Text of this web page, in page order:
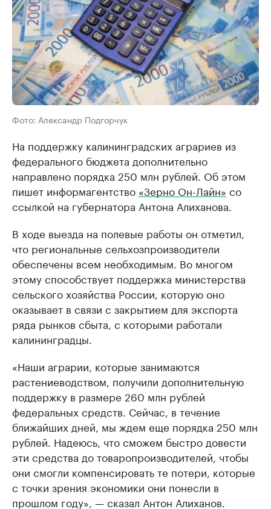
Фото: Александр Подгорчук
На поддержку калининградских аграриев из
федерального бюджета дополнительно
направлено порядка 250 млн рублей. Об этом
пишет информагентство «Зерно Он-Лайн» со
ссылкой на губернатора Антона Алиханова.
В ходе выезда на полевые работы он отметил,
что региональные сельхозпроизводители
обеспечены всем необходимым. Во многом
этому способствует поддержка министерства
сельского хозяйства России, которую оно
оказывает в связи с закрытием для экспорта
ряда рынков сбыта, с которыми работали
калининградцы.
«Наши аграрии, которые занимаются
растениеводством, получили дополнительную
поддержку в размере 260 млн рублей
федеральных средств. Сейчас, в течение
ближайших дней, мы ждем еще порядка 250 млн
рублей. Надеюсь, что сможем быстро довести
эти средства до товаропроизводителей, чтобы
они смогли компенсировать те потери, которые
с точки зрения экономики они понесли в
прошлом году», — сказал Антон Алиханов.